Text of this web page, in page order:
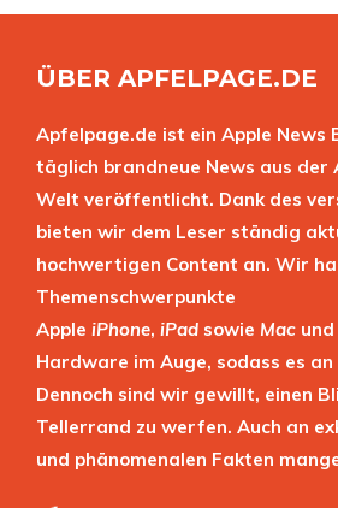
ÜBER APFELPAGE.DE
Apfelpage.de ist ein Apple News
täglich brandneue News aus der
Welt veröffentlicht. Dank des
bieten wir dem Leser ständig
hochwertigen Content an. Wir
Themenschwerpunkte
Apple iPhone, iPad sowie Mac
Hardware im Auge, sodass es
Dennoch sind wir gewillt, einen
Tellerrand zu werfen. Auch an
und phänomenalen Fakten